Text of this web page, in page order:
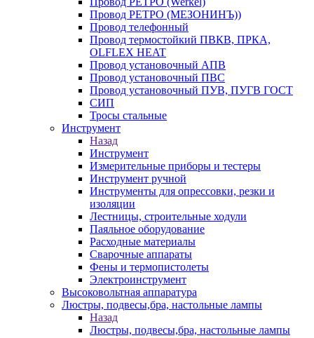
Провод РЕТРО (МЕЗОНИНЪ))
Провод телефонный
Провод термостойкий ПВКВ, ПРКА,
OLFLEX HEAT
Провод установочный АПВ
Провод установочный ПВС
Провод установочный ПУВ, ПУГВ ГОСТ
СИП
Тросы стальные
Инструмент
Назад
Инструмент
Измерительные приборы и тестеры
Инструмент ручной
Инструменты для опрессовки, резки и
изоляции
Лестницы, строительные ходули
Паяльное оборудование
Расходные материалы
Сварочные аппараты
Фены и термопистолеты
Электроинструмент
Высоковольтная аппаратура
Люстры, подвесы,бра, настольные лампы
Назад
Люстры, подвесы,бра, настольные лампы